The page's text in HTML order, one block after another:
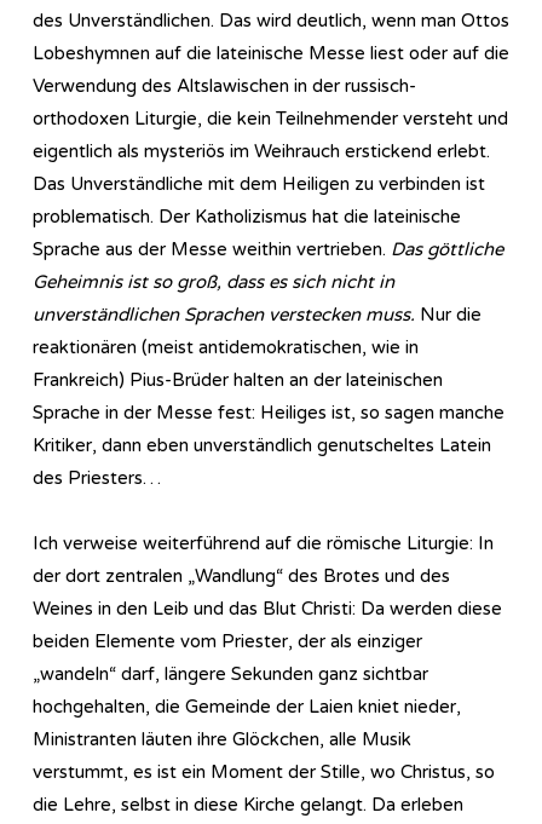
des Unverständlichen. Das wird deutlich, wenn man Ottos
Lobeshymnen auf die lateinische Messe liest oder auf die
Verwendung des Altslawischen in der russisch-
orthodoxen Liturgie, die kein Teilnehmender versteht und
eigentlich als mysteriös im Weihrauch erstickend erlebt.
Das Unverständliche mit dem Heiligen zu verbinden ist
problematisch. Der Katholizismus hat die lateinische
Sprache aus der Messe weithin vertrieben. Das göttliche
Geheimnis ist so groß, dass es sich nicht in
unverständlichen Sprachen verstecken muss. Nur die
reaktionären (meist antidemokratischen, wie in
Frankreich) Pius-Brüder halten an der lateinischen
Sprache in der Messe fest: Heiliges ist, so sagen manche
Kritiker, dann eben unverständlich genutscheltes Latein
des Priesters…
Ich verweise weiterführend auf die römische Liturgie: In
der dort zentralen „Wandlung“ des Brotes und des
Weines in den Leib und das Blut Christi: Da werden diese
beiden Elemente vom Priester, der als einziger
„wandeln“ darf, längere Sekunden ganz sichtbar
hochgehalten, die Gemeinde der Laien kniet nieder,
Ministranten läuten ihre Glöckchen, alle Musik
verstummt, es ist ein Moment der Stille, wo Christus, so
die Lehre, selbst in diese Kirche gelangt. Da erleben